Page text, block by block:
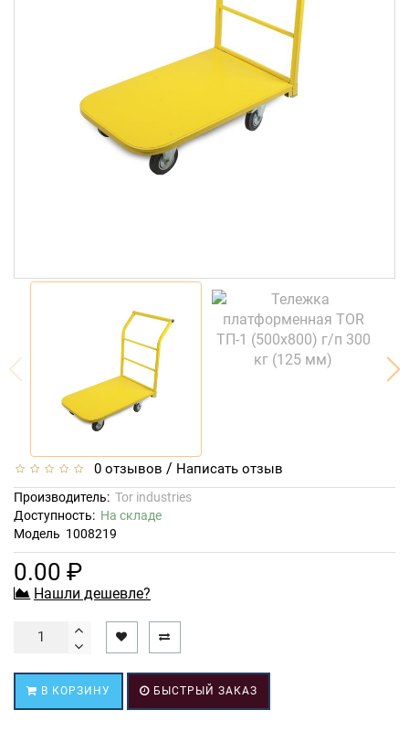
0 отзывов / Написать отзыв
Производитель: Tor industries
Доступность: На складе
Модель 1008219
0.00 ₽
Нашли дешевле?
В КОРЗИНУ БЫСТРЫЙ ЗАКАЗ